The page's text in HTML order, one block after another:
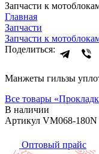
Запчасти к
Главная
Запчасти
Запчасти к
Поделиться:
Манжеты гильзы
Все товары «
В наличии
Артикул VM068-180N
Оптовый прайс